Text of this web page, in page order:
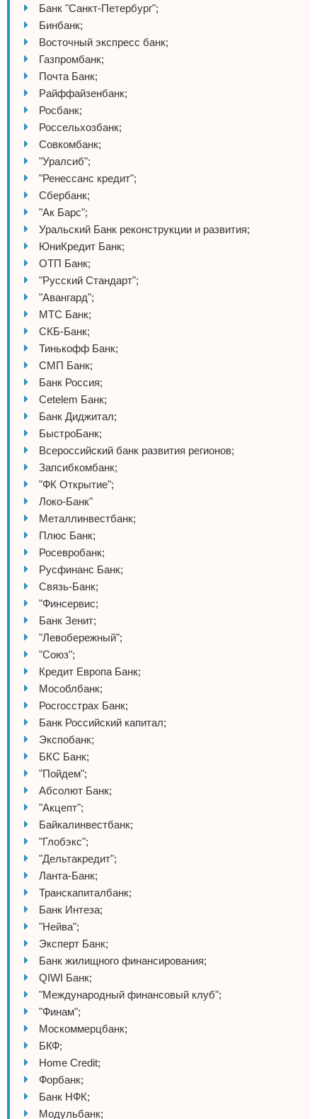
Банк "Санкт-Петербург";
Бинбанк;
Восточный экспресс банк;
Газпромбанк;
Почта Банк;
Райффайзенбанк;
Росбанк;
Россельхозбанк;
Совкомбанк;
"Уралсиб";
"Ренессанс кредит";
Сбербанк;
"Ак Барс";
Уральский Банк реконструкции и развития;
ЮниКредит Банк;
ОТП Банк;
"Русский Стандарт";
"Авангард";
МТС Банк;
СКБ-Банк;
Тинькофф Банк;
СМП Банк;
Банк Россия;
Cetelem Банк;
Банк Диджитал;
БыстроБанк;
Всероссийский банк развития регионов;
Запсибкомбанк;
"ФК Открытие";
Локо-Банк"
Металлинвестбанк;
Плюс Банк;
Росевробанк;
Русфинанс Банк;
Связь-Банк;
"Финсервис;
Банк Зенит;
"Левобережный";
"Союз";
Кредит Европа Банк;
Мособлбанк;
Росгосстрах Банк;
Банк Российский капитал;
Экспобанк;
БКС Банк;
"Пойдем";
Абсолют Банк;
"Акцепт";
Байкалинвестбанк;
"Глобэкс";
"Дельтакредит";
Ланта-Банк;
Транскапиталбанк;
Банк Интеза;
"Нейва";
Эксперт Банк;
Банк жилищного финансирования;
QIWI Банк;
"Международный финансовый клуб";
"Финам";
Москоммерцбанк;
БКФ;
Home Credit;
Форбанк;
Банк НФК;
Модульбанк;